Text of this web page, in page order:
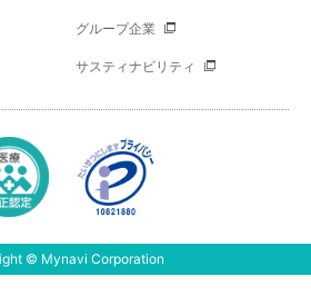
グループ企業
サスティナビリティ
© Mynavi Corporation